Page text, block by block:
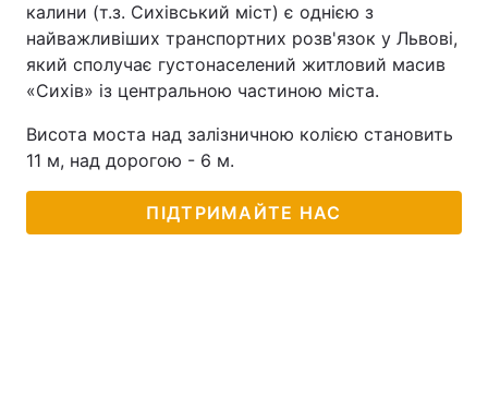
калини (т.з. Сихівський міст) є однією з
найважливіших транспортних розв'язок у Львові,
який сполучає густонаселений житловий масив
«Сихів» із центральною частиною міста.
Висота моста над залізничною колією становить
11 м, над дорогою - 6 м.
ПІДТРИМАЙТЕ НАС